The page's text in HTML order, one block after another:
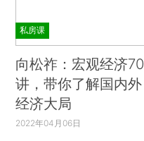
私房课
向松祚：宏观经济70
讲，带你了解国内外
经济大局
2022年04月06日